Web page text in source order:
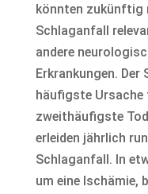
könnten zukünftig
Schlaganfall
andere
Erkrankungen.
häufigste Ursache
zweithäufigste
erleiden jährlich
Schlaganfall. In
um eine Ischämie,